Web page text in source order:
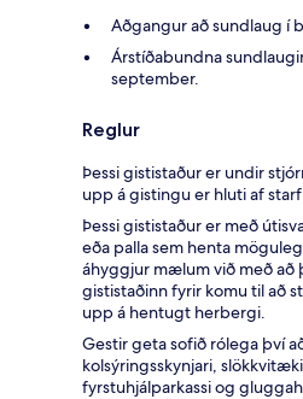
Aðgangur að sundlaug í
Árstíðabundna
september.
Reglur
Þessi gististaður er undir
upp á gistingu er hluti af
Þessi gististaður er með
eða palla sem henta
áhyggjur mælum við með að
gististaðinn fyrir komu til að
upp á hentugt herbergi.
Gestir geta sofið rólega því
kolsýringsskynjari,
fyrstuhjálparkassi og